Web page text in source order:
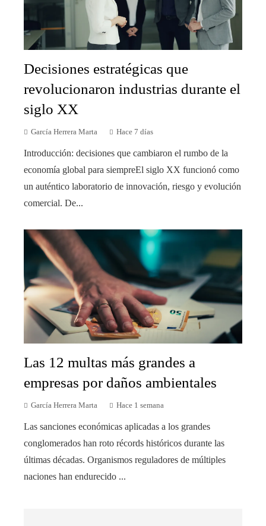
Decisiones estratégicas que
revolucionaron industrias durante el
siglo XX
García Herrera Marta Hace 7 días
Introducción: decisiones que cambiaron el rumbo de la
economía global para siempreEl siglo XX funcionó como
un auténtico laboratorio de innovación, riesgo y evolución
comercial. De...
Las 12 multas más grandes a
empresas por daños ambientales
García Herrera Marta Hace 1 semana
Las sanciones económicas aplicadas a los grandes
conglomerados han roto récords históricos durante las
últimas décadas. Organismos reguladores de múltiples
naciones han endurecido ...